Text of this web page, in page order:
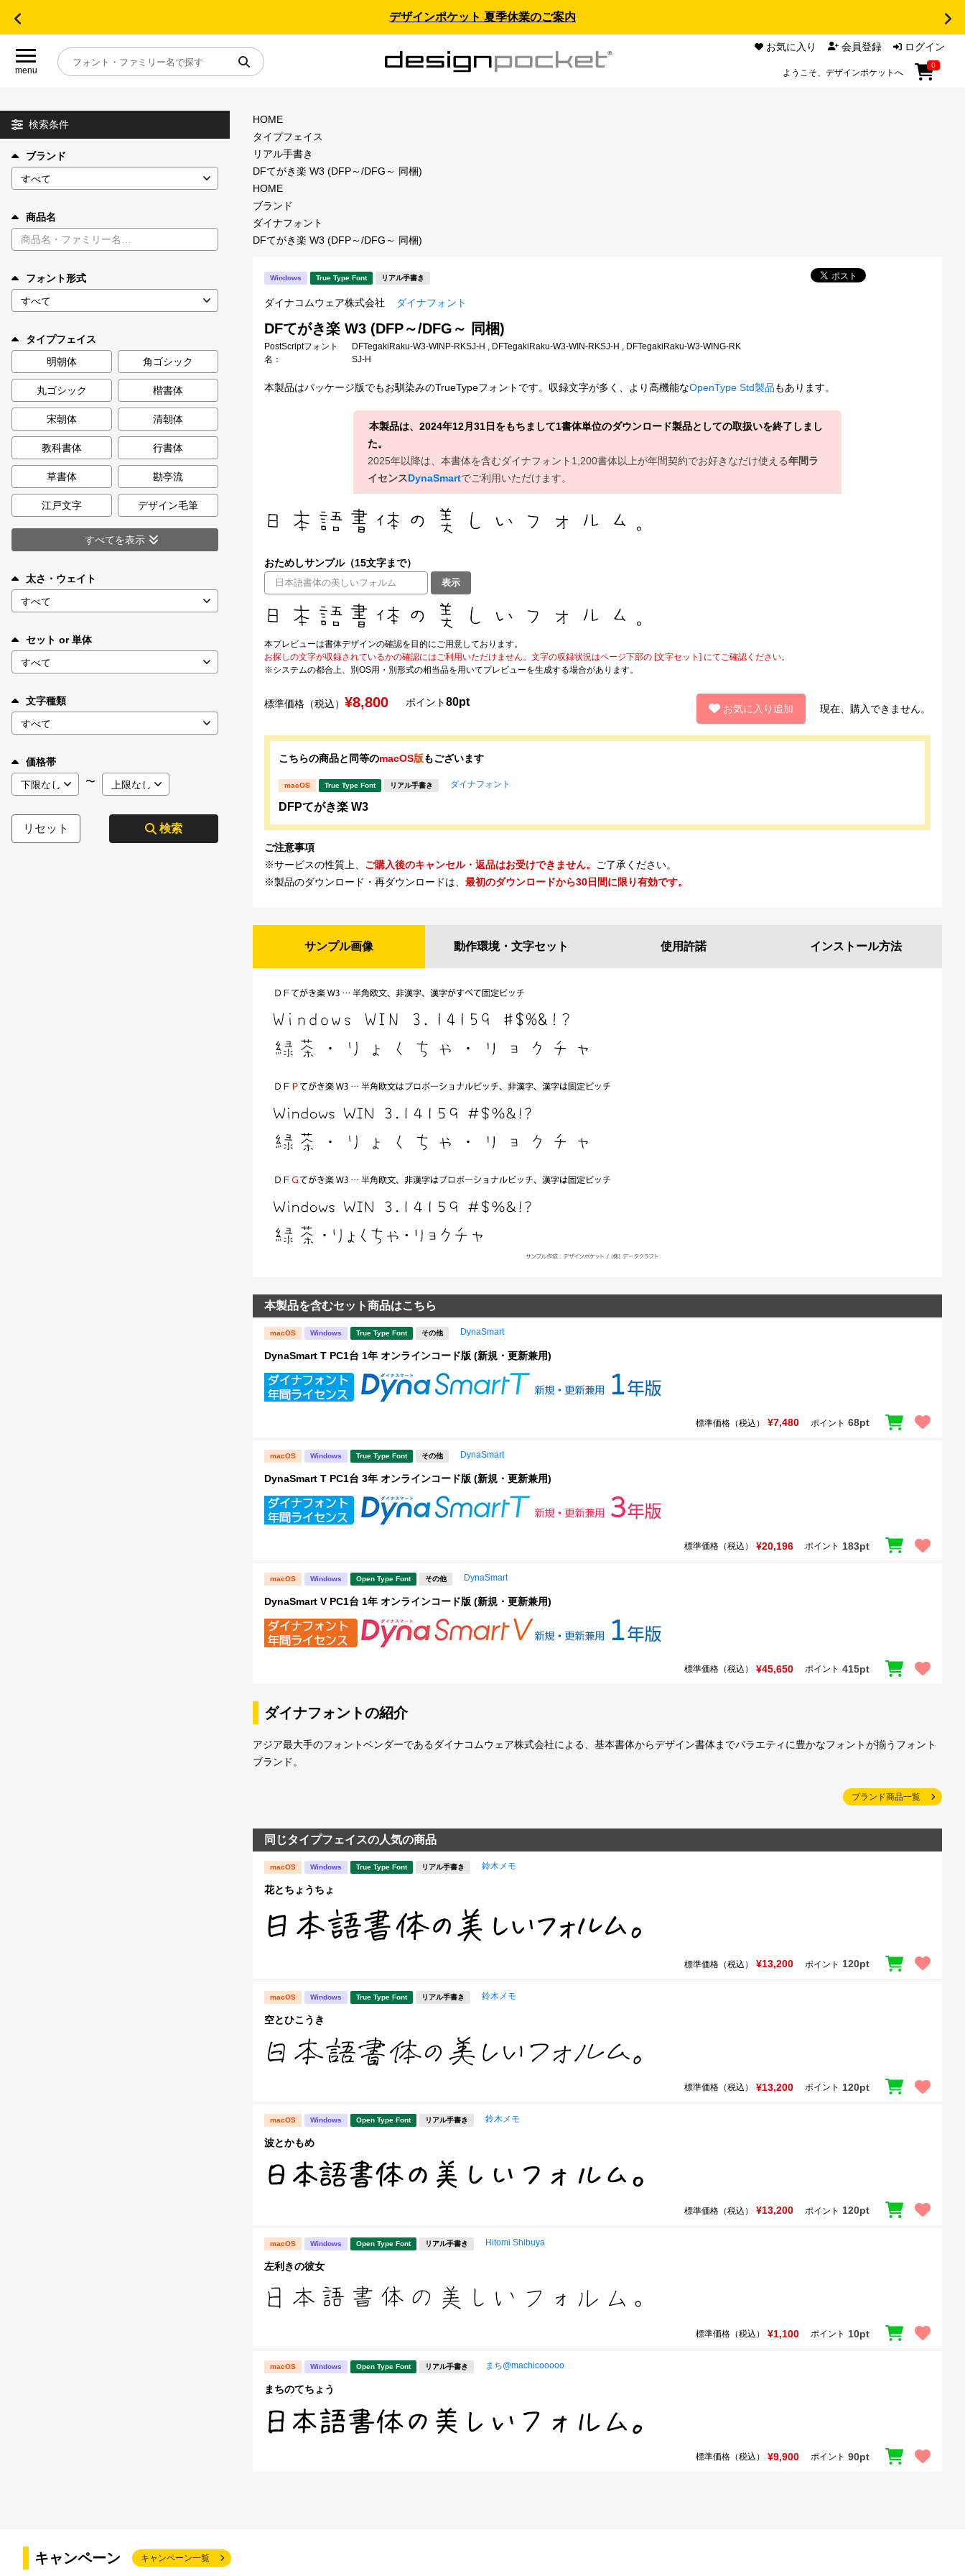
デザインポケット 夏季休業のご案内
menu
お気に入り 会員登録 ログイン
ようこそ、デザインポケットへ
0
目的別フォントガイド
特集
年間ライセンス商品
キャンペーン一覧
カート 0
マイページ
お気に入り
ご利用ガイド
お問い合わせ
検索条件
ブランド
商品名
フォント形式
タイプフェイス
明朝体
角ゴシック
丸ゴシック 楷書体
宋朝体 清朝体
教科書体 行書体
草書体 勘亭流
江戸文字 デザイン毛筆
すべてを表示
太さ・ウェイト
セット or 単体
文字種類
価格帯
〜
リセット 検索
HOME
タイプフェイス
リアル手書き
DFてがき楽 W3 (DFP～/DFG～ 同梱)
HOME
ブランド
ダイナフォント
DFてがき楽 W3 (DFP～/DFG～ 同梱)
Windows True Type Font リアル手書き
ダイナコムウェア株式会社 ダイナフォント
DFてがき楽 W3 (DFP～/DFG～ 同梱)
PostScriptフォント
名：
DFTegakiRaku-W3-WINP-RKSJ-H , DFTegakiRaku-W3-WIN-RKSJ-H , DFTegakiRaku-W3-WING-RK
SJ-H
本製品はパッケージ版でもお馴染みのTrueTypeフォントです。収録文字が多く、より高機能なOpenType Std製品もあります。
本製品は、2024年12月31日をもちまして1書体単位のダウンロード製品としての取扱いを終了しまし
た。
2025年以降は、本書体を含むダイナフォント1,200書体以上が年間契約でお好きなだけ使える年間ラ
イセンスDynaSmartでご利用いただけます。
おためしサンプル（15文字まで）
表示
本プレビューは書体デザインの確認を目的にご用意しております。
お探しの文字が収録されているかの確認にはご利用いただけません。文字の収録状況はページ下部の [文字セット] にてご確認ください。
※システムの都合上、別OS用・別形式の相当品を用いてプレビューを生成する場合があります。
標準価格（税込） ¥8,800 ポイント80pt
お気に入り追加 現在、購入できません。
こちらの商品と同等のmacOS版もございます
macOS True Type Font リアル手書き ダイナフォント
DFPてがき楽 W3
ご注意事項
※サービスの性質上、 ご購入後のキャンセル・返品はお受けできません。
ご了承ください。
※製品のダウンロード・再ダウンロードは、 最初のダウンロードから30日間に限り有効です。
サンプル画像 動作環境・ 文字セット 使用許諾 インストール方法
本製品を含むセット商品はこちら
macOS Windows True Type Font その他 DynaSmart
DynaSmart T PC1台 1年 オンラインコード版 (新規・更新兼用)
標準価格（税込） ¥7,480 ポイント 68pt
macOS Windows True Type Font その他 DynaSmart
DynaSmart T PC1台 3年 オンラインコード版 (新規・更新兼用)
標準価格（税込） ¥20,196 ポイント 183pt
macOS Windows Open Type Font その他 DynaSmart
DynaSmart V PC1台 1年 オンラインコード版 (新規・更新兼用)
標準価格（税込） ¥45,650 ポイント 415pt
ダイナフォントの紹介
アジア最大手のフォントベンダーであるダイナコムウェア株式会社による、基本書体からデザイン書体までバラエティに豊かなフォントが揃うフォント
ブランド。
ブランド商品一覧
同じタイプフェイスの人気の商品
macOS Windows True Type Font リアル手書き 鈴木メモ
花とちょうちょ
標準価格（税込） ¥13,200 ポイント 120pt
macOS Windows True Type Font リアル手書き 鈴木メモ
空とひこうき
標準価格（税込） ¥13,200 ポイント 120pt
macOS Windows Open Type Font リアル手書き 鈴木メモ
波とかもめ
標準価格（税込） ¥13,200 ポイント 120pt
macOS Windows Open Type Font リアル手書き Hitomi Shibuya
左利きの彼女
標準価格（税込） ¥1,100 ポイント 10pt
macOS Windows Open Type Font リアル手書き まち@machicooooo
まちのてちょう
標準価格（税込） ¥9,900 ポイント 90pt
キャンペーン キャンペーン一覧